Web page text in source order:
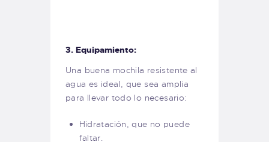
3. Equipamiento:
Una buena mochila resistente al
agua es ideal, que sea amplia
para llevar todo lo necesario:
Hidratación, que no puede
faltar.